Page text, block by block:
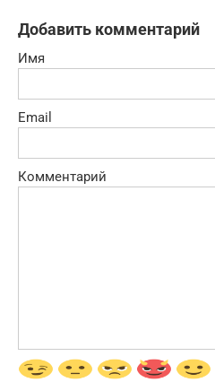
Добавить комментарий
Имя
Email
Комментарий